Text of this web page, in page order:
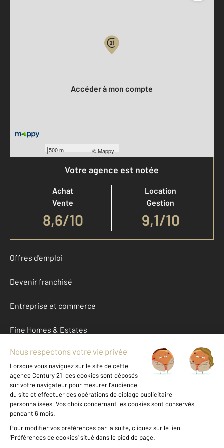
500 m ©Mappy
Accéder à mon compte
Votre agence est notée
Achat
Vente
8,6/10
Location
Gestion
9,1/10
Offres d'emploi
Devenir franchisé
Entreprise et commerce
Fine Homes & Estates
À propos
International
Nous contacter